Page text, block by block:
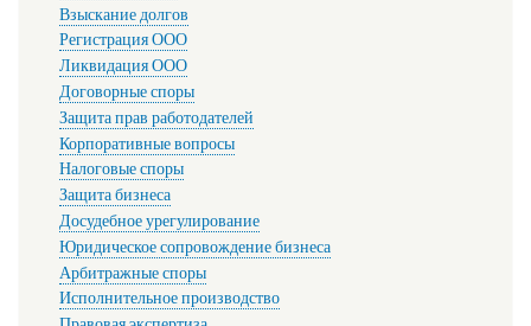
Взыскание долгов
Регистрация ООО
Ликвидация ООО
Договорные споры
Защита прав работодателей
Корпоративные вопросы
Налоговые споры
Защита бизнеса
Досудебное урегулирование
Юридическое сопровождение бизнеса
Арбитражные споры
Исполнительное производство